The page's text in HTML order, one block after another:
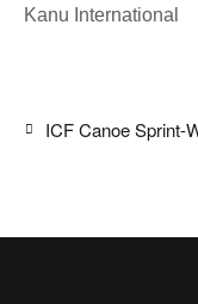
Kanu International
ICF Canoe Sprint-